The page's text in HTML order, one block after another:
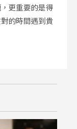
更重要的是得
的時間遇到貴